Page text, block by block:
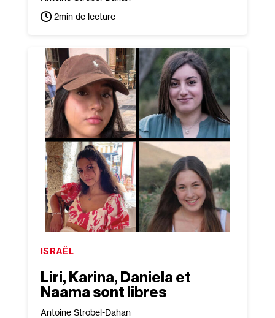
2min de lecture
ISRAËL
Liri, Karina, Daniela et
Naama sont libres
Antoine Strobel-Dahan